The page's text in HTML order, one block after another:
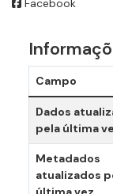
Facebook
Campo
Dados
pela última
Metadados
atualizados